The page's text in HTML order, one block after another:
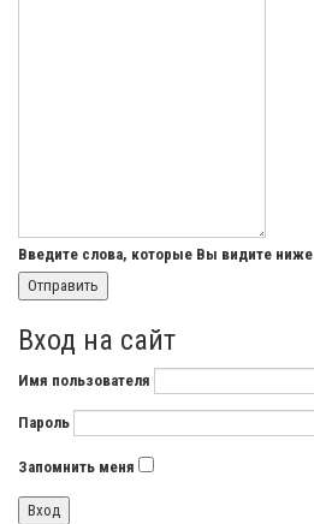
Введите слова, которые Вы видите ниже
Вход на сайт
Имя пользователя
Пароль
Запомнить меня